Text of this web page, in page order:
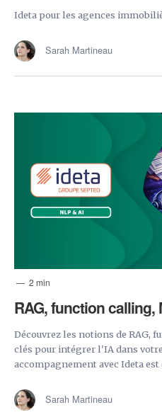
Ideta pour les agences
Sarah Martineau
2 min
RAG, function
Découvrez les notions de RAG,
clés pour intégrer l'IA dans
accompagnement avec Ideta est
Sarah Martineau